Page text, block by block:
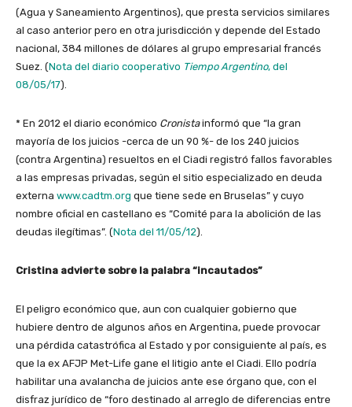
(Agua y Saneamiento Argentinos), que presta servicios similares
al caso anterior pero en otra jurisdicción y depende del Estado
nacional, 384 millones de dólares al grupo empresarial francés
Suez. (Nota del diario cooperativo Tiempo Argentino, del
08/05/17).
* En 2012 el diario económico Cronistainformó que “la gran
mayoría de los juicios -cerca de un 90 %- de los 240 juicios
(contra Argentina) resueltos en el Ciadi registró fallos favorables
a las empresas privadas, según el sitio especializado en deuda
externa www.cadtm.org que tiene sede en Bruselas” y cuyo
nombre oficial en castellano es “Comité para la abolición de las
deudas ilegítimas”. (Nota del 11/05/12).
Cristina advierte sobre la palabra “incautados”
El peligro económico que, aun con cualquier gobierno que
hubiere dentro de algunos años en Argentina, puede provocar
una pérdida catastrófica al Estado y por consiguiente al país, es
que la ex AFJP Met-Life gane el litigio ante el Ciadi. Ello podría
habilitar una avalancha de juicios ante ese órgano que, con el
disfraz jurídico de “foro destinado al arreglo de diferencias entre